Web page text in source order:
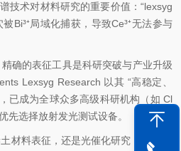
技术对材料研究的重要价值：“lexsyg
被Bi³⁺局域化捕获，导致Ce³⁺无法参与
确的表征工具是科研突破与产业升级
Lexsyg Research 以其 “高稳定、
已成为全球众多高级科研机构（如 Cl
先选择放射发光测试设备。
材料表征，还是光催化研究，Lexsyg